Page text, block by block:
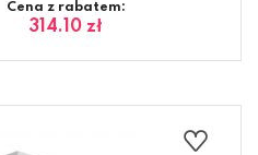
Cena z rabatem:
314.10 zł